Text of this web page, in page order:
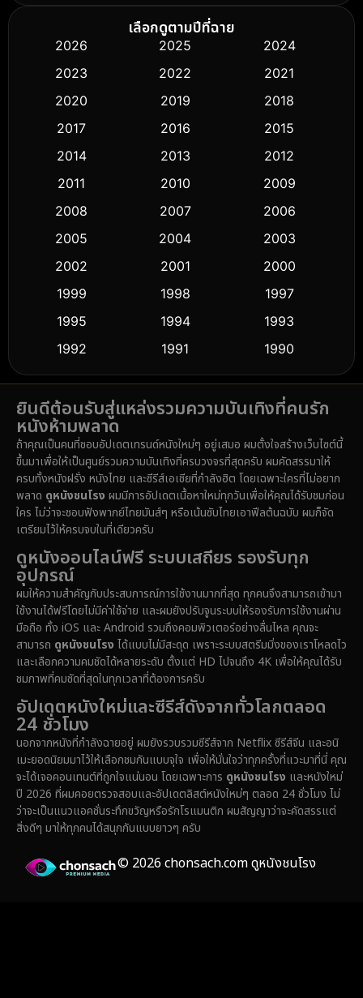
Biography ชีวิตจริง
Classic หนังคลาสสิก (50)
Comedy ตลก (443)
Crime อาชญากรรม (518)
Cult Film
Dance เต้น (10)
Detective สืบสวน (59)
Disaster
Disney+ (5)
Documentary สารคดี (91)
Dystopian
Emotional (61)
Epic มหากาพย์ (222)
Family ครอบครัว
Fantasy จินตนาการ (329)
Fiction (14)
Gothic
เลือกดูตามปีที่ฉาย
2026 2025
2024
2023
2022
2021
2020
2019
2018
2017
2016
2015
2014
2013
2012
2011
2010
2009
2008
2007
2006
2005
2004
2003
2002
2001
2000
1999
1998
1997
1995
1994
1993
1992
1991
1990
1989
1988
1986
1985
1983
1982
1981
1971
1962 1953
ยินดีต้อนรับสู่แหล่งรวมความบันเทิงที่คนรัก
หนังห้ามพลาด
ถ้าคุณเป็นคนที่ชอบอัปเดตเทรนด์หนังใหม่ๆ อยู่เสมอ ผมตั้งใจสร้างเว็บไซต์นี้
ขึ้นมาเพื่อให้เป็นศูนย์รวมความบันเทิงที่ครบวงจรที่สุดครับ ผมคัดสรรมาให้
ครบทั้งหนังฝรั่ง หนังไทย และซีรีส์เอเชียที่กำลังฮิต โดยเฉพาะใครที่ไม่อยาก
พลาด ดูหนังชนโรง ผมมีการอัปเดตเนื้อหาใหม่ทุกวันเพื่อให้คุณได้รับชมก่อน
ใคร ไม่ว่าจะชอบฟังพากย์ไทยมันส์ๆ หรือเน้นซับไทยเอาฟีลต้นฉบับ ผมก็จัด
เตรียมไว้ให้ครบจบในที่เดียวครับ
ดูหนังออนไลน์ฟรี ระบบเสถียร รองรับทุก
อุปกรณ์
ผมให้ความสำคัญกับประสบการณ์การใช้งานมากที่สุด ทุกคนจึงสามารถเข้ามา
ใช้งานได้ฟรีโดยไม่มีค่าใช้จ่าย และผมยังปรับจูนระบบให้รองรับการใช้งานผ่าน
มือถือ ทั้ง iOS และ Android รวมถึงคอมพิวเตอร์อย่างลื่นไหล คุณจะ
สามารถ ดูหนังชนโรง ได้แบบไม่มีสะดุด เพราะระบบสตรีมมิ่งของเราโหลดไว
และเลือกความคมชัดได้หลายระดับ ตั้งแต่ HD ไปจนถึง 4K เพื่อให้คุณได้รับ
ชมภาพที่คมชัดที่สุดในทุกเวลาที่ต้องการครับ
อัปเดตหนังใหม่และซีรีส์ดังจากทั่วโลกตลอด
24 ชั่วโมง
นอกจากหนังที่กำลังฉายอยู่ ผมยังรวบรวมซีรีส์จาก Netflix ซีรีส์จีน และอนิ
เมะยอดนิยมมาไว้ให้เลือกชมกันแบบจุใจ เพื่อให้มั่นใจว่าทุกครั้งที่แวะมาที่นี่ คุณ
จะได้เจอคอนเทนต์ที่ถูกใจแน่นอน โดยเฉพาะการ ดูหนังชนโรง และหนังใหม่
ปี 2026 ที่ผมคอยตรวจสอบและอัปเดตลิสต์หนังใหม่ๆ ตลอด 24 ชั่วโมง ไม่
ว่าจะเป็นแนวแอคชั่นระทึกขวัญหรือรักโรแมนติก ผมสัญญาว่าจะคัดสรรแต่
สิ่งดีๆ มาให้ทุกคนได้สนุกกันแบบยาวๆ ครับ
© 2026 chonsach.com ดูหนังชนโรง